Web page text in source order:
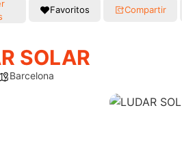
Favoritos Compartir
SOLAR
Barcelona